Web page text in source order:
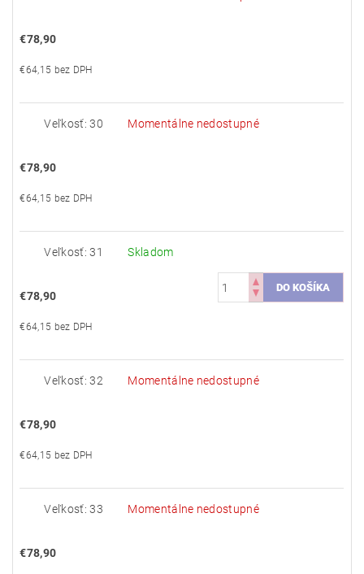
€78,90
€64,15 bez DPH
Veľkosť: 30 Momentálne nedostupné
€78,90
€64,15 bez DPH
Veľkosť: 31 Skladom
€78,90
€64,15 bez DPH
Veľkosť: 32 Momentálne nedostupné
€78,90
€64,15 bez DPH
Veľkosť: 33 Momentálne nedostupné
€78,90